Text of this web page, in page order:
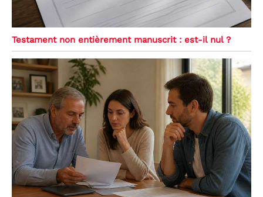
Testament non entièrement manuscrit : est-il nul ?